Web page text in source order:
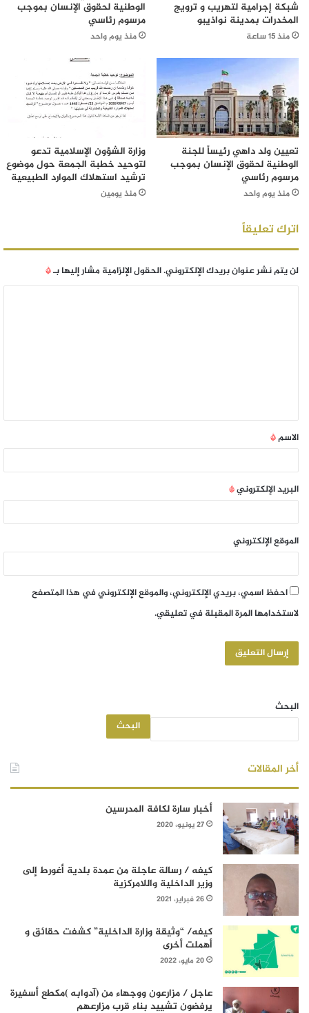
شبكة إجرامية لتهريب و ترويج
المخدرات بمدينة نواذيبو
منذ 15 ساعة
الوطنية لحقوق الإنسان بموجب
مرسوم رئاسي
منذ يوم واحد
تعيين ولد داهي رئيساً للجنة
الوطنية لحقوق الإنسان بموجب
مرسوم رئاسي
منذ يوم واحد
وزارة الشؤون الإسلامية تدعو
لتوحيد خطبة الجمعة حول موضوع
ترشيد استهلاك الموارد الطبيعية
منذ يومين
اترك تعليقاً
لن يتم نشر عنوان بريدك الإلكتروني.الحقول الإلزامية مشار إليها بـ*
الاسم*
البريد الإلكتروني*
الموقع الإلكتروني
احفظ اسمي، بريدي الإلكتروني، والموقع الإلكتروني في هذا المتصفح
لاستخدامها المرة المقبلة في تعليقي.
البحث
البحث
أخر المقالات
أخبار سارة لكافة المدرسين
27 يونيو، 2020
كيفه / رسالة عاجلة من عمدة بلدية أغورط إلى
وزير الداخلية واللامركزية
26 فبراير، 2021
كيفه/ “وثيقة وزارة الداخلية” كشفت حقائق و
أهملت أخرى
20 مايو، 2022
عاجل / مزارعون ووجهاء من (آدوابه )مكطع أسفيرة
يرفضون تشييد بناء قرب مزارعهم